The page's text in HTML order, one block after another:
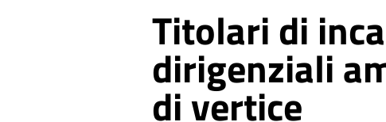
Titolari di
dirigenziali
di vertice